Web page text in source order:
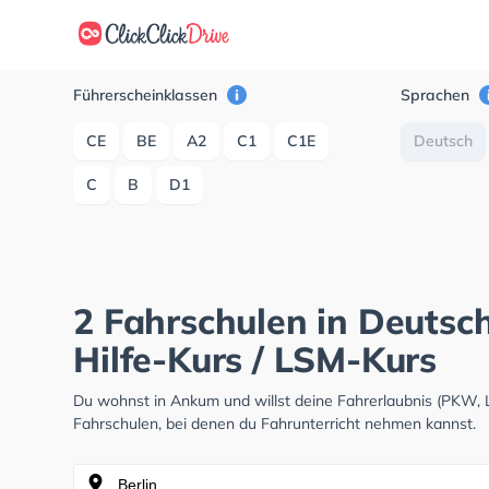
Führerscheinklassen
CE BE A2 C1 C1E
C B D1
Sprachen
Deutsch
2 Fahrschulen in
Hilfe-Kurs / LSM-Kurs
Du wohnst in Ankum und willst deine Fahrerlaubnis
Fahrschulen, bei denen du Fahrunterricht nehmen kannst.